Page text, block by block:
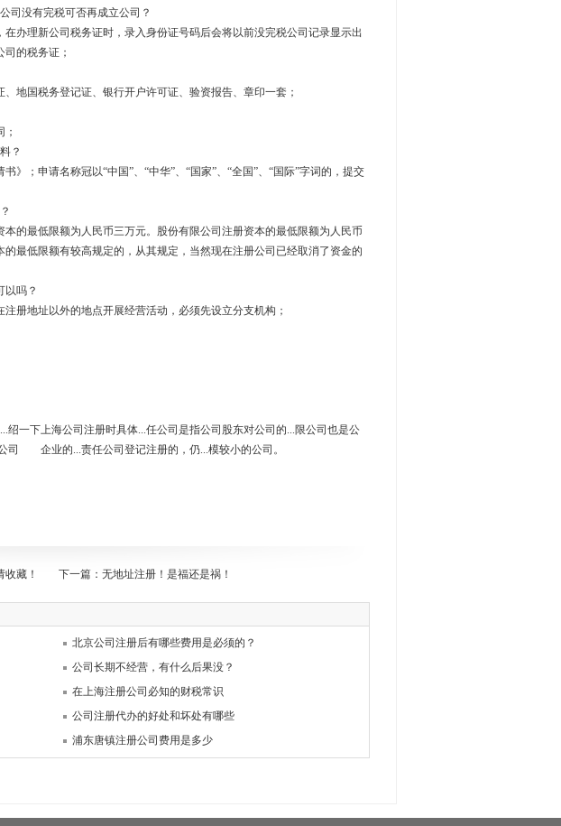
没有完税可否再成立公司？
理新公司税务证时，录入身份证号码后会将以前没完税公司记录显示出
的税务证；
国税务登记证、银行开户许可证、验资报告、章印一套；
？
；申请名称冠以“中国”、“中华”、“国家”、“全国”、“国际”字词的，提交
最低限额为人民币三万元。股份有限公司注册资本的最低限额为人民币
最低限额有较高规定的，从其规定，当然现在注册公司已经取消了资金的
吗？
地址以外的地点开展经营活动，必须先设立分支机构；
绍一下上海公司注册时具体...任公司是指公司股东对公司的...限公司也是公
司 企业的...责任公司登记注册的，仍...模较小的公司。
藏！ 下一篇： 无地址注册！是福还是祸！
北京公司注册后有哪些费用是必须的？
公司长期不经营，有什么后果没？
在上海注册公司必知的财税常识
公司注册代办的好处和坏处有哪些
浦东唐镇注册公司费用是多少